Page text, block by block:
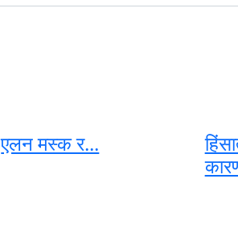
एलन मस्क र...